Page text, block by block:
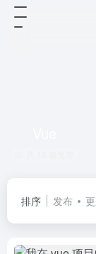
排序 发布